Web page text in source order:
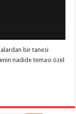
bir tanesi
nadide teması özel